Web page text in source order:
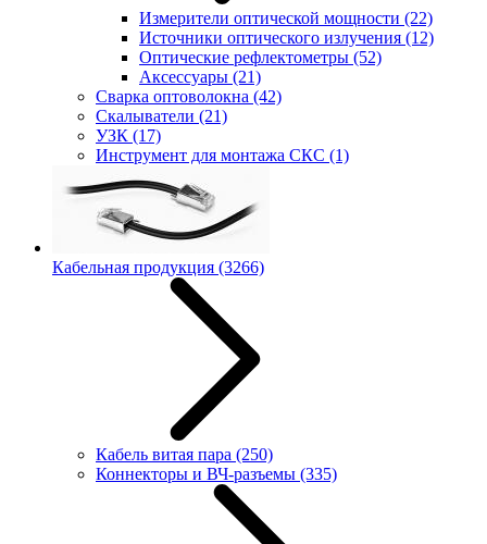
Измерители оптической мощности (22)
Источники оптического излучения (12)
Оптические рефлектометры (52)
Аксессуары (21)
Сварка оптоволокна (42)
Скалыватели (21)
УЗК (17)
Инструмент для монтажа СКС (1)
Кабельная продукция (3266)
Кабель витая пара (250)
Коннекторы и ВЧ-разъемы (335)